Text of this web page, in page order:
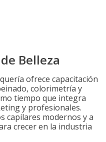
Belleza
ofrece capacitación
colorimetría y
tiempo que integra
y profesionales.
capilares modernos y a
crecer en la industria